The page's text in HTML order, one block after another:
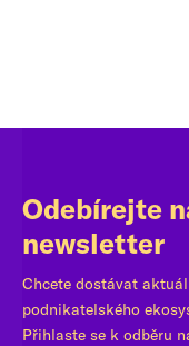
Odebírejte
newsletter
Chcete dostávat
podnikatelského
Přihlaste se k odběru